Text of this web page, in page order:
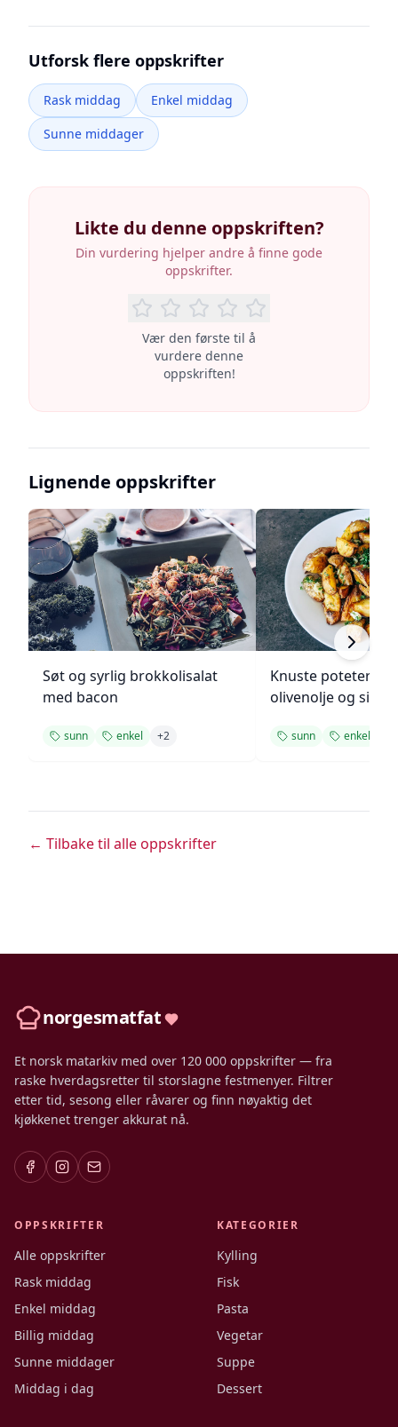
Utforsk flere oppskrifter
Rask middag
Enkel middag
Sunne middager
Likte du denne oppskriften?
Din vurdering hjelper andre å finne gode
oppskrifter.
Vær den første til å
vurdere denne
oppskriften!
Lignende oppskrifter
Søt og syrlig brokkolisalat
med bacon
sunn enkel +2
Knuste poteter
olivenolje og sitron
sunn enkel
← Tilbake til alle oppskrifter
norgesmatfat
Et norsk matarkiv med over 120 000 oppskrifter — fra
raske hverdagsretter til storslagne festmenyer. Filtrer
etter tid, sesong eller råvarer og finn nøyaktig det
kjøkkenet trenger akkurat nå.
OPPSKRIFTER
Alle oppskrifter
Rask middag
Enkel middag
Billig middag
Sunne middager
Middag i dag
KATEGORIER
Kylling
Fisk
Pasta
Vegetar
Suppe
Dessert